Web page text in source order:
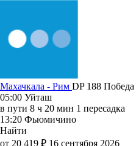
Махачкала - Рим DP 188 Победа
05:00 Уйташ
в пути 8 ч 20 мин 1 пересадка
13:20 Фьюмичино
Найти
от 20 419 ₽ 16 сентября 2026